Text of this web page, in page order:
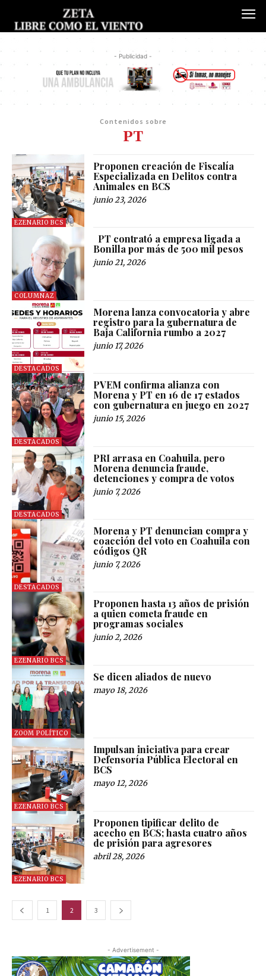
- Publicidad -
Contenidos sobre
PT
EZENARIO BCS
Proponen creación de Fiscalía
Especializada en Delitos contra
Animales en BCS
junio 23, 2026
COLUMNAZ
PT contrató a empresa ligada a
Bonilla por más de 500 mil pesos
junio 21, 2026
DESTACADOS
Morena lanza convocatoria y abre
registro para la gubernatura de
Baja California rumbo a 2027
junio 17, 2026
DESTACADOS
PVEM confirma alianza con
Morena y PT en 16 de 17 estados
con gubernatura en juego en 2027
junio 15, 2026
DESTACADOS
PRI arrasa en Coahuila, pero
Morena denuncia fraude,
detenciones y compra de votos
junio 7, 2026
DESTACADOS
Morena y PT denuncian compra y
coacción del voto en Coahuila con
códigos QR
junio 7, 2026
EZENARIO BCS
Proponen hasta 13 años de prisión
a quien cometa fraude en
programas sociales
junio 2, 2026
ZOOM POLÍTICO
Se dicen aliados de nuevo
mayo 18, 2026
EZENARIO BCS
Impulsan iniciativa para crear
Defensoría Pública Electoral en
BCS
mayo 12, 2026
EZENARIO BCS
Proponen tipificar delito de
acecho en BCS; hasta cuatro años
de prisión para agresores
abril 28, 2026
1 2 3
- Advertisement -